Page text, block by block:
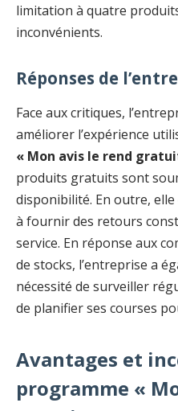
limitation à quatre
inconvénients.
Réponses de
Face aux critiques,
améliorer l’expérience
« Mon avis le rend
produits gratuits sont
disponibilité. En outre,
à fournir des retours
service. En réponse aux
de stocks, l’entreprise a
nécessité de surveiller
de planifier ses courses
Avantages et
programme «